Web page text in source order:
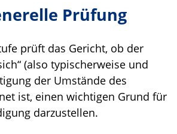
Prüfung
prüft das Gericht, ob der
(also typischerweise und
der Umstände des
ist, einen wichtigen Grund für
darzustellen.